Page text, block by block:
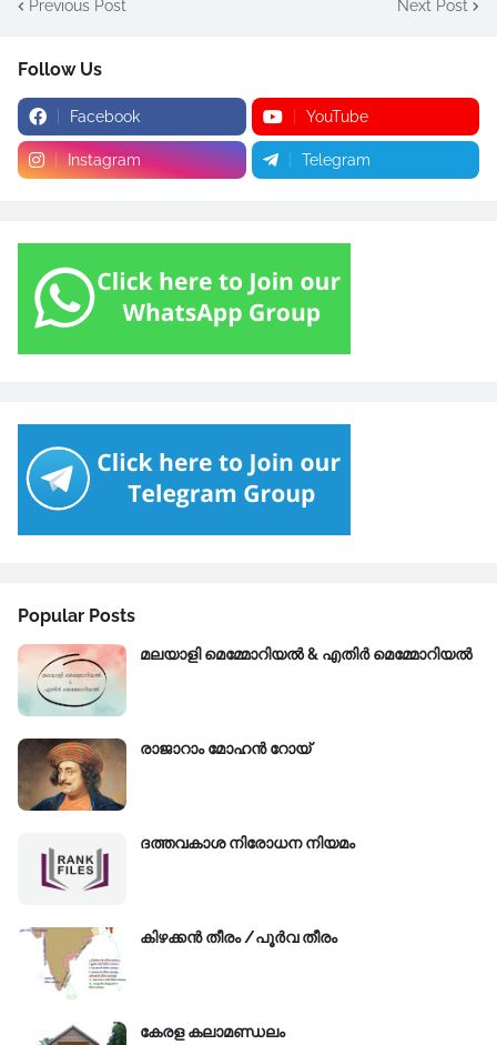
Previous Post Next Post
Follow Us
Facebook YouTube
Instagram Telegram
Popular Posts
മലയാളി മെമ്മോറിയൽ & എതിർ മെമ്മോറിയൽ
രാജാറാം മോഹൻ റോയ്‌
ദത്തവകാശ നിരോധന നിയമം
കിഴക്കന്‍ തീരം /പൂർവ തീരം
കേരള കലാമണ്ഡലം